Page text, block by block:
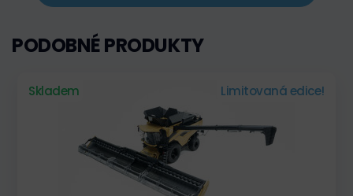
PODOBNÉ PRODUKTY
Skladem Limitovaná edice!